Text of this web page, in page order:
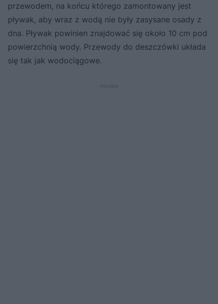
przewodem, na końcu którego zamontowany jest
pływak, aby wraz z wodą nie były zasysane osady z
dna. Pływak powinien znajdować się około 10 cm pod
powierzchnią wody. Przewody do deszczówki układa
się tak jak wodociągowe.